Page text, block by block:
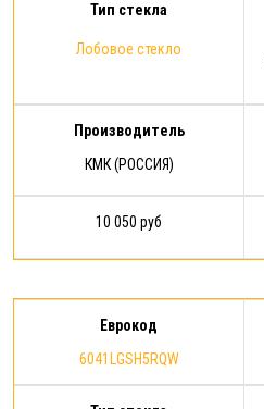
Тип стекла
Лобовое стекло
Производитель
КМК (РОССИЯ)
10 050 руб
Еврокод
6041LGSH5RQW